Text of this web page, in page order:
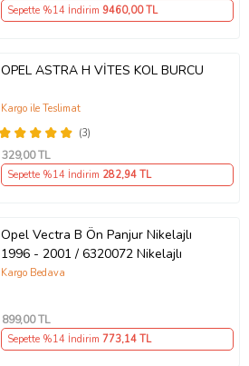
Sepette %14 İndirim 9460,00 TL
OPEL ASTRA H VİTES KOL BURCU
(3)
Kargo ile Teslimat
329,00 TL
Sepette %14 İndirim 282,94 TL
Opel Vectra B Ön Panjur Nikelajlı
1996 - 2001 / 6320072 Nikelajlı
Kargo Bedava
899,00 TL
Sepette %14 İndirim 773,14 TL